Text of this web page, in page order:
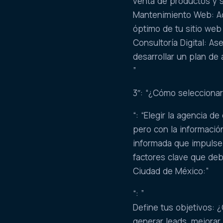
Mantenimiento Web:
óptimo de tu sitio
Consultoría Digital:
desarrollar un plan de
”
3″: “¿Cómo
“: “Elegir la agencia
pero con la
informada que
factores clave que
Ciudad de México:”
“: ”
Define tus objetivos: